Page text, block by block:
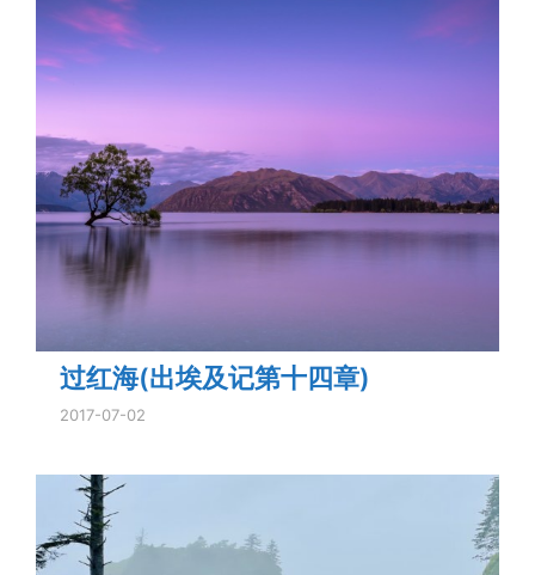
过红海(出埃及记第十四章)
2017-07-02